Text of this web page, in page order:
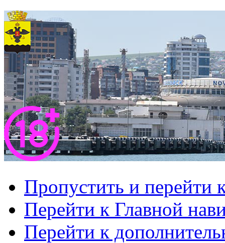
Пропустить и перейти
Перейти к Главной
Перейти к